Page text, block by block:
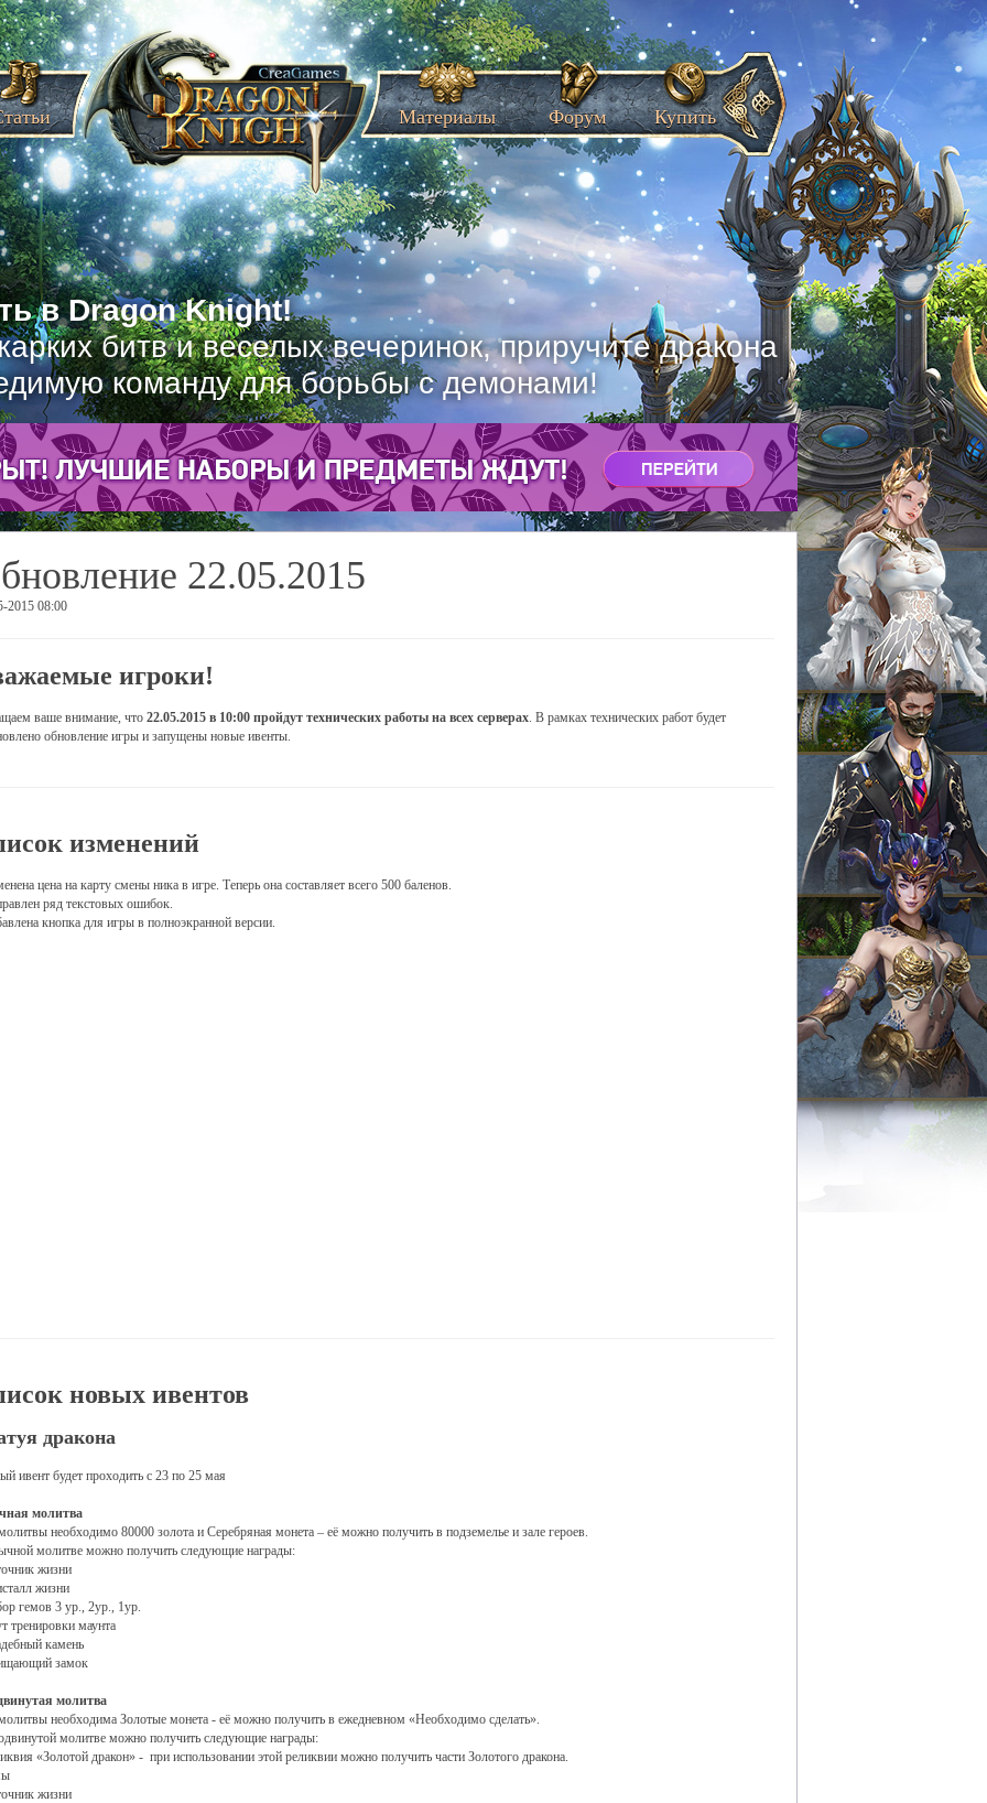
в Dragon Knight!
битв и веселых вечеринок, приручите дракона
команду для борьбы с демонами!
Материалы Форум Купить
22.05.2015
2015 08:00
игроки!
ваше внимание, что 22.05.2015 в 10:00 пройдут технических работы на всех серверах. В рамках технических работ будет
обновление игры и запущены новые ивенты.
изменений
цена на карту смены ника в игре. Теперь она составляет всего 500 баленов.
ряд текстовых ошибок.
кнопка для игры в полноэкранной версии.
новых ивентов
дракона
ивент будет проходить с 23 по 25 мая
молитва
необходимо 80000 золота и Серебряная монета – её можно получить в подземелье и зале героев.
молитве можно получить следующие награды:
жизни
жизни
гемов 3 ур., 2ур., 1ур.
тренировки маунта
камень
замок
молитва
необходима Золотые монета - её можно получить в ежедневном «Необходимо сделать».
молитве можно получить следующие награды:
«Золотой дракон» - при использовании этой реликвии можно получить части Золотого дракона.
жизни